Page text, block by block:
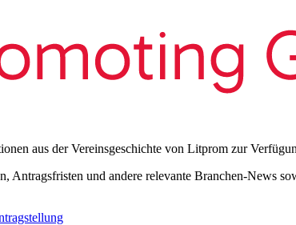
aus der Vereinsgeschichte von Litprom zur
und andere relevante Branchen-News